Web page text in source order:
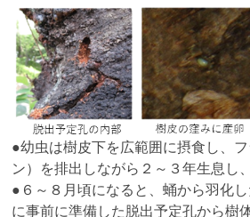
●幼虫は樹皮下を広範囲に摂食し、
ン）を排出しながら２～３年生息し
●６～８月頃になると、蛹から羽化
に事前に準備した脱出予定孔から樹